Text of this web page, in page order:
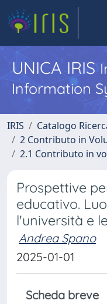
UNICA IRIS
Information
IRIS
Catalogo
2 Contributo in
2.1 Contributo in
Prospettive
educativo.
l'università e
Andrea Spano
2025-01-01
Scheda breve